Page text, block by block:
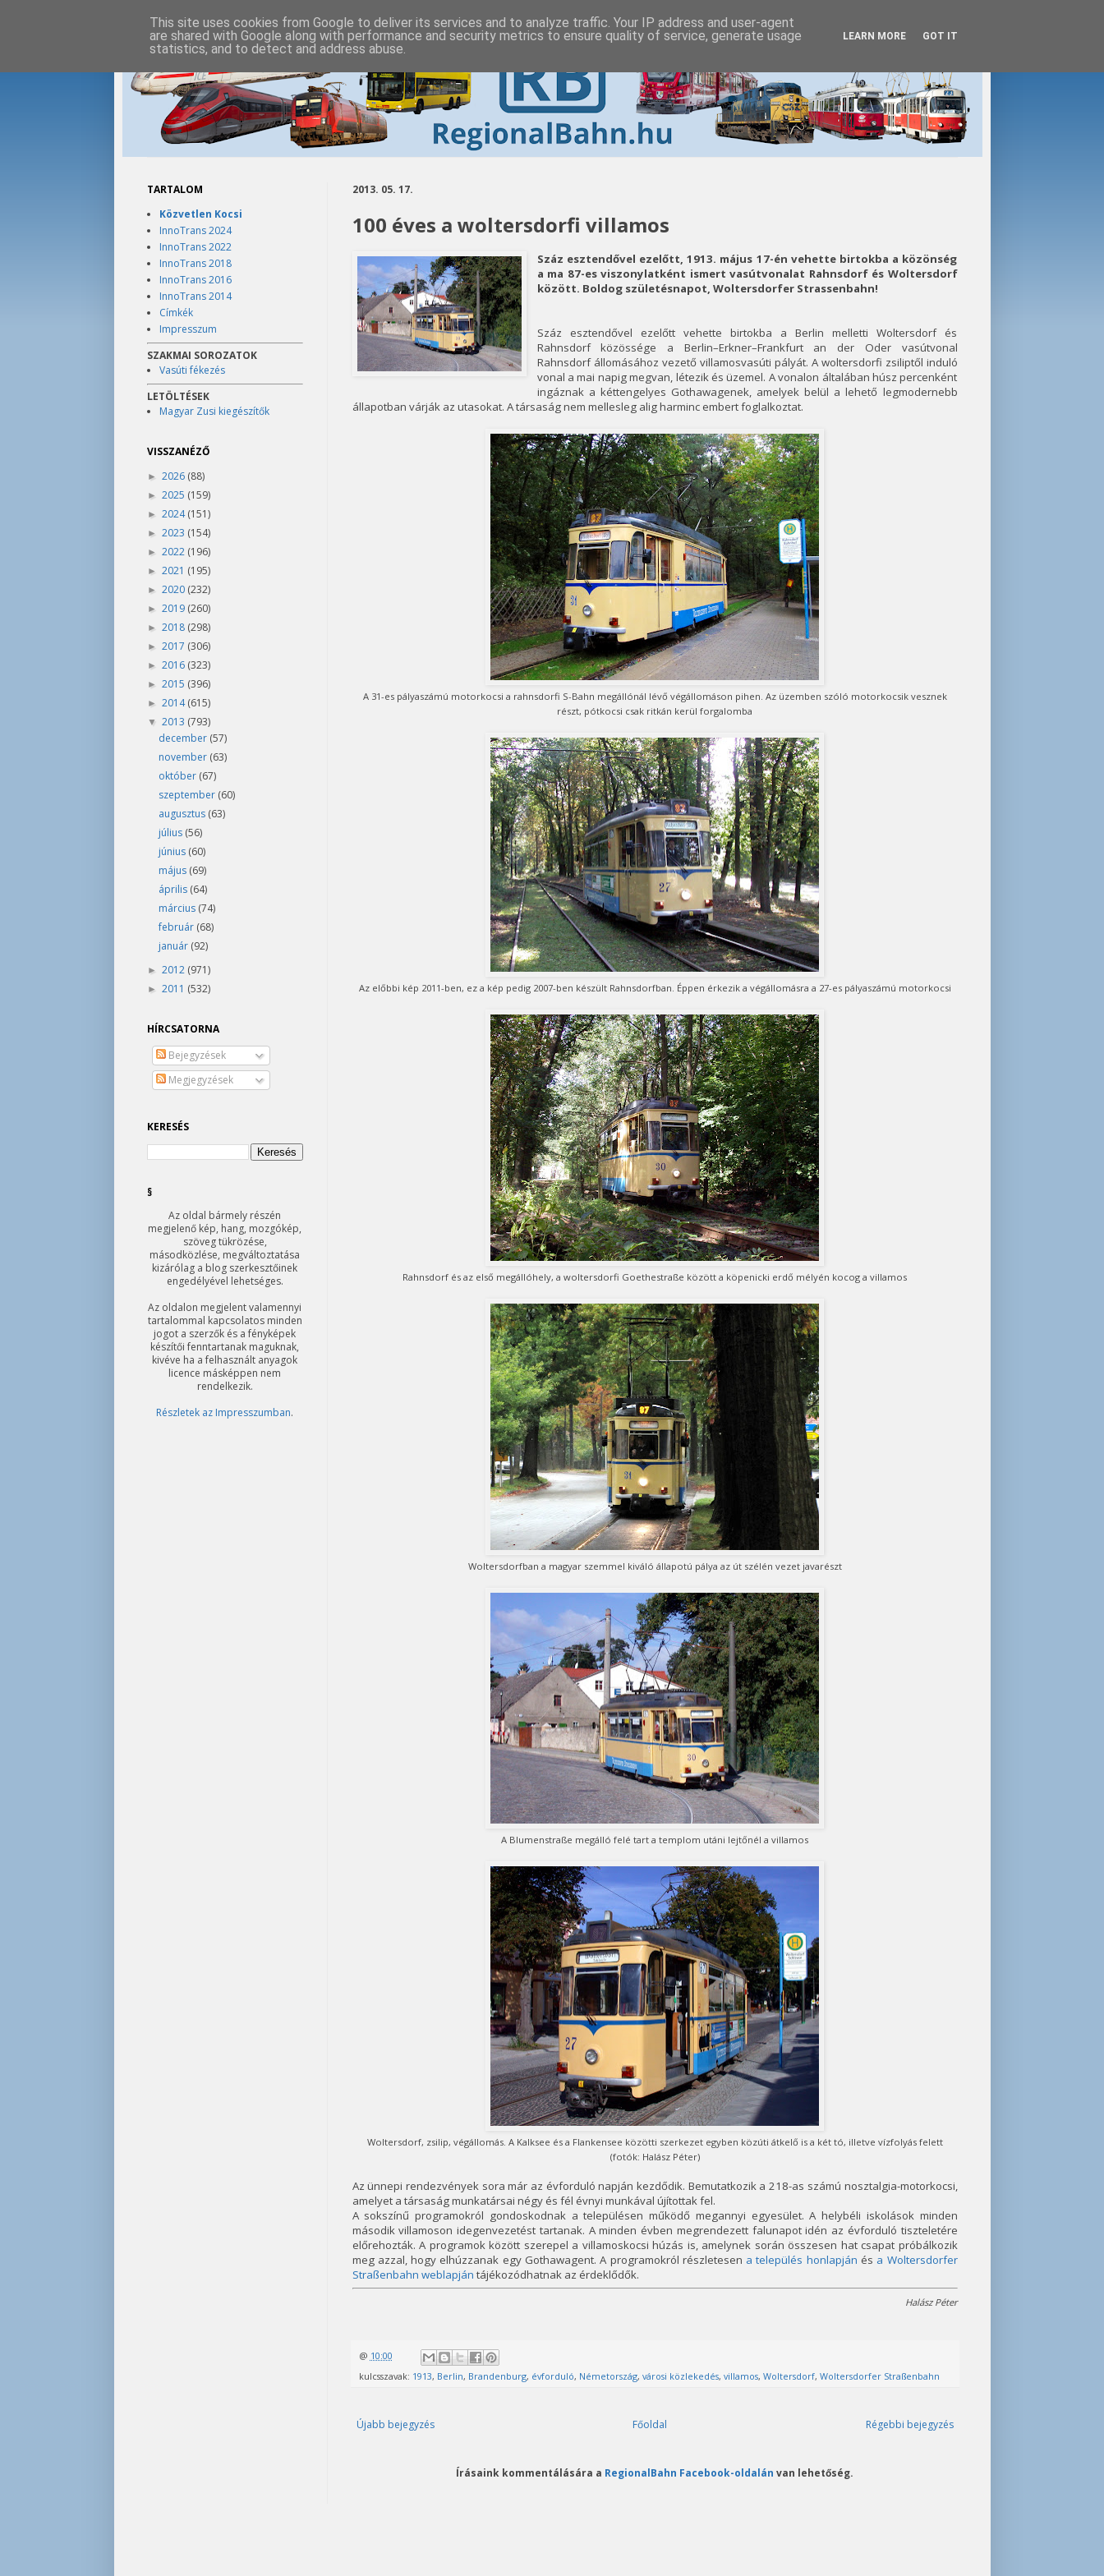
2013. 05. 17.
100 éves a woltersdorfi villamos
Száz esztendővel ezelőtt, 1913. május 17-én vehette birtokba a közönség
a ma 87-es viszonylatként ismert vasútvonalat Rahnsdorf és Woltersdorf
között. Boldog születésnapot, Woltersdorfer Strassenbahn!
Száz esztendővel ezelőtt vehette birtokba a Berlin melletti Woltersdorf és
Rahnsdorf közössége a Berlin–Erkner–Frankfurt an der Oder vasútvonal
Rahnsdorf állomásához vezető villamosvasúti pályát. A woltersdorfi zsiliptől induló
vonal a mai napig megvan, létezik és üzemel. A vonalon általában húsz percenként
ingáznak a kéttengelyes Gothawagenek, amelyek belül a lehető legmodernebb
állapotban várják az utasokat. A társaság nem mellesleg alig harminc embert foglalkoztat.
A 31-es pályaszámú motorkocsi a rahnsdorfi S-Bahn megállónál lévő végállomáson pihen. Az üzemben szóló motorkocsik vesznek
részt, pótkocsi csak ritkán kerül forgalomba
Az előbbi kép 2011-ben, ez a kép pedig 2007-ben készült Rahnsdorfban. Éppen érkezik a végállomásra a 27-es pályaszámú motorkocsi
Rahnsdorf és az első megállóhely, a woltersdorfi Goethestraße között a köpenicki erdő mélyén kocog a villamos
Woltersdorfban a magyar szemmel kiváló állapotú pálya az út szélén vezet javarészt
A Blumenstraße megálló felé tart a templom utáni lejtőnél a villamos
Woltersdorf, zsilip, végállomás. A Kalksee és a Flankensee közötti szerkezet egyben közúti átkelő is a két tó, illetve vízfolyás felett
(fotók: Halász Péter)
Az ünnepi rendezvények sora már az évforduló napján kezdődik. Bemutatkozik a 218-as számú nosztalgia-motorkocsi,
amelyet a társaság munkatársai négy és fél évnyi munkával újítottak fel.
A sokszínű programokról gondoskodnak a településen működő megannyi egyesület. A helybéli iskolások minden
második villamoson idegenvezetést tartanak. A minden évben megrendezett falunapot idén az évforduló tiszteletére
előrehozták. A programok között szerepel a villamoskocsi húzás is, amelynek során összesen hat csapat próbálkozik
meg azzal, hogy elhúzzanak egy Gothawagent. A programokról részletesen a település honlapján és a Woltersdorfer
Straßenbahn weblapján tájékozódhatnak az érdeklődők.
Halász Péter
@ 10:00
kulcsszavak: 1913, Berlin, Brandenburg, évforduló, Németország, városi közlekedés, villamos, Woltersdorf, Woltersdorfer Straßenbahn
Újabb bejegyzés Régebbi bejegyzés
Főoldal
Írásaink kommentálására a RegionalBahn Facebook-oldalán van lehetőség.
TARTALOM
Közvetlen Kocsi
InnoTrans 2024
InnoTrans 2022
InnoTrans 2018
InnoTrans 2016
InnoTrans 2014
Címkék
Impresszum
SZAKMAI SOROZATOK
Vasúti fékezés
LETÖLTÉSEK
Magyar Zusi kiegészítők
VISSZANÉZŐ
► 2026 (88)
► 2025 (159)
► 2024(151)
► 2023 (154)
► 2022 (196)
► 2021 (195)
► 2020 (232)
► 2019 (260)
► 2018 (298)
► 2017 (306)
► 2016 (323)
► 2015 (396)
► 2014(615)
▼ 2013 (793)
december (57)
november (63)
október (67)
szeptember (60)
augusztus (63)
július (56)
június (60)
május (69)
április (64)
március (74)
február (68)
január (92)
► 2012 (971)
► 2011 (532)
HÍRCSATORNA
Bejegyzések
Megjegyzések
KERESÉS
§
Az oldal bármely részén
megjelenő kép, hang, mozgókép,
szöveg tükrözése,
másodközlése, megváltoztatása
kizárólag a blog szerkesztőinek
engedélyével lehetséges.
Az oldalon megjelent valamennyi
tartalommal kapcsolatos minden
jogot a szerzők és a fényképek
készítői fenntartanak maguknak,
kivéve ha a felhasznált anyagok
licence másképpen nem
rendelkezik.
Részletek az Impresszumban.
This site uses cookies from Google to deliver its services and to analyze traffic. Your IP address and user-agent
are shared with Google along with performance and security metrics to ensure quality of service, generate usage
statistics, and to detect and address abuse.
LEARN MORE GOT IT